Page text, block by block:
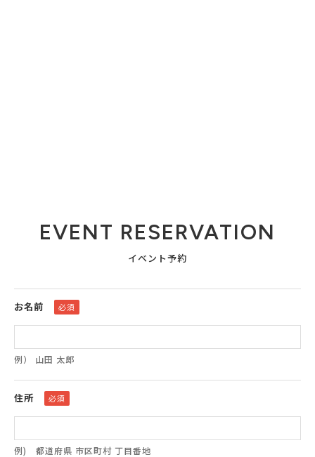
EVENT RESERVATION
イベント予約
お名前 必須
例） 山田 太郎
住所 必須
例) 都道府県 市区町村 丁目番地